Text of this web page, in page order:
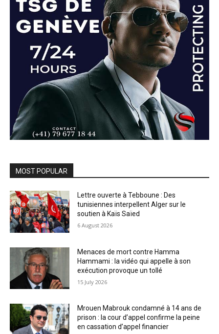
MOST POPULAR
Lettre ouverte à Tebboune : Des
tunisiennes interpellent Alger sur le
soutien à Kaïs Saïed
6 August 2026
Menaces de mort contre Hamma
Hammami : la vidéo qui appelle à son
exécution provoque un tollé
15 July 2026
Mrouen Mabrouk condamné à 14 ans de
prison : la cour d’appel confirme la peine
en cassation d’appel financier